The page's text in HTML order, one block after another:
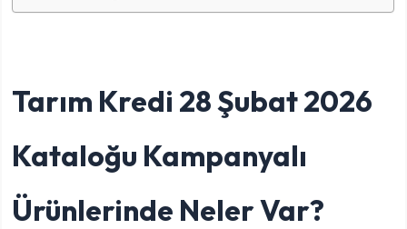
Tarım Kredi 28 Şubat 2026
Kataloğu Kampanyalı
Ürünlerinde Neler Var?